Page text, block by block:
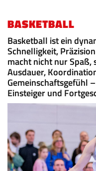
BASKETBALL
Basketball ist ein
Schnelligkeit,
macht nicht nur Spaß,
Ausdauer,
Gemeinschaftsgefühl
Einsteiger und